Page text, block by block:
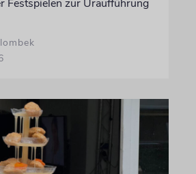
Festspielen zur Uraufführung